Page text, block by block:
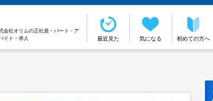
会社オリムの正社員・パート・ア
イト・求人
最近見た 気になる 初めての方へ